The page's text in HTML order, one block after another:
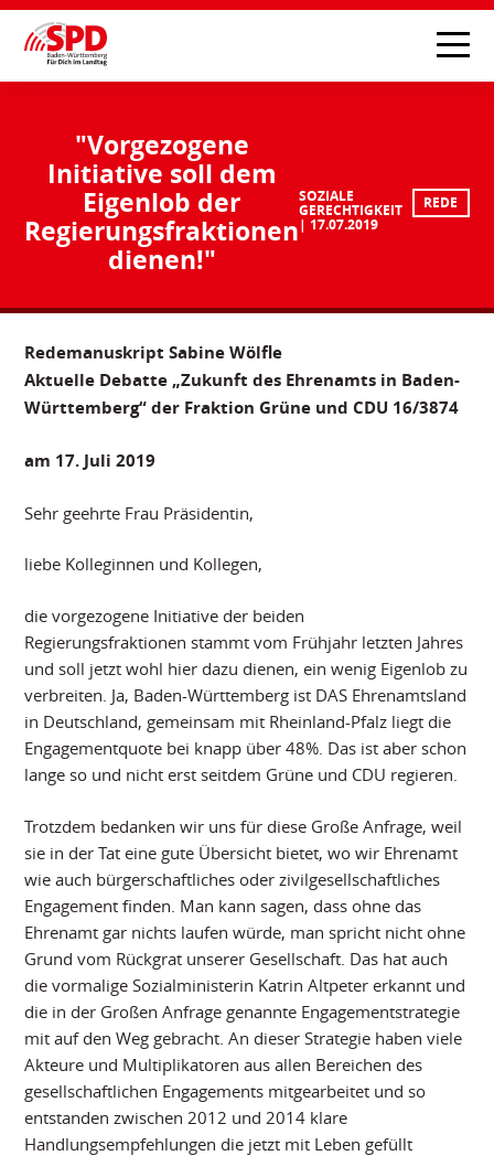
"Vorgezogene
Initiative soll dem
Eigenlob der
Regierungsfraktionen
dienen!"
SOZIALE
GERECHTIGKEIT
17.07.2019
REDE
Redemanuskript Sabine Wölfle
Aktuelle Debatte „Zukunft des Ehrenamts in Baden-
Württemberg“ der Fraktion Grüne und CDU 16/3874
am 17. Juli 2019
Sehr geehrte Frau Präsidentin,
liebe Kolleginnen und Kollegen,
die vorgezogene Initiative der beiden
Regierungsfraktionen stammt vom Frühjahr letzten Jahres
und soll jetzt wohl hier dazu dienen, ein wenig Eigenlob zu
verbreiten. Ja, Baden-Württemberg ist DAS Ehrenamtsland
in Deutschland, gemeinsam mit Rheinland-Pfalz liegt die
Engagementquote bei knapp über 48%. Das ist aber schon
lange so und nicht erst seitdem Grüne und CDU regieren.
Trotzdem bedanken wir uns für diese Große Anfrage, weil
sie in der Tat eine gute Übersicht bietet, wo wir Ehrenamt
wie auch bürgerschaftliches oder zivilgesellschaftliches
Engagement finden. Man kann sagen, dass ohne das
Ehrenamt gar nichts laufen würde, man spricht nicht ohne
Grund vom Rückgrat unserer Gesellschaft. Das hat auch
die vormalige Sozialministerin Katrin Altpeter erkannt und
die in der Großen Anfrage genannte Engagementstrategie
mit auf den Weg gebracht. An dieser Strategie haben viele
Akteure und Multiplikatoren aus allen Bereichen des
gesellschaftlichen Engagements mitgearbeitet und so
entstanden zwischen 2012 und 2014 klare
Handlungsempfehlungen die jetzt mit Leben gefüllt